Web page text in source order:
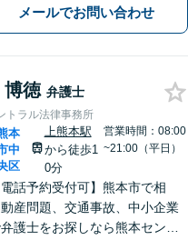
メールでお問い合わせ
博徳 弁護士
トラル法律事務所
本
中
区
上熊本駅
から徒歩1
0分
営業時間：08:00
~21:00（平日）
電話予約受付可】熊本市で相
産問題、交通事故、中小企業
護士をお探しなら熊本セント